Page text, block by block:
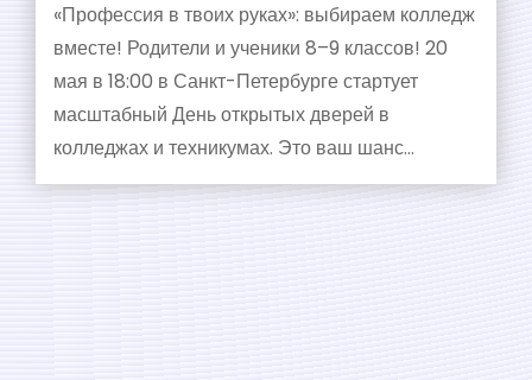
«Профессия в твоих руках»: выбираем колледж
вместе! Родители и ученики 8–9 классов! 20
мая в 18:00 в Санкт-Петербурге стартует
масштабный День открытых дверей в
колледжах и техникумах. Это ваш шанс…